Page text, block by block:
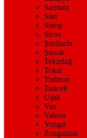
Samsun
Siirt
Sinop
Sivas
Şanlıurfa
Şırnak
Tekirdağ
Tokat
Trabzon
Tunceli
Uşak
Van
Yalova
Yozgat
Zonguldak